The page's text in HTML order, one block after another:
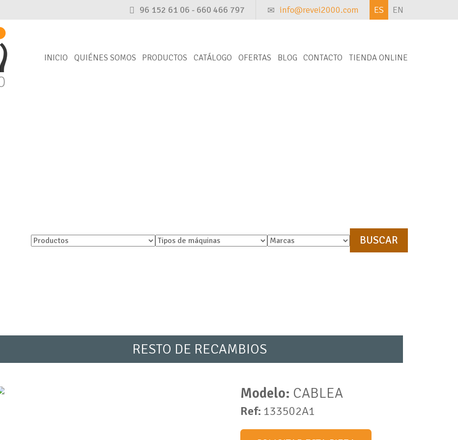
96 152 61 06 - 660 466 797 info@revei2000.com ES EN
INICIO QUIÉNES SOMOS PRODUCTOS CATÁLOGO OFERTAS BLOG CONTACTO TIENDA ONLINE
RESTO DE RECAMBIOS
Modelo: CABLEA
Ref: 133502A1